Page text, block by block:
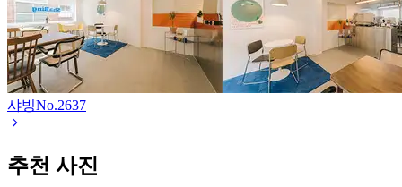
샤빙No.2637
추천 사진